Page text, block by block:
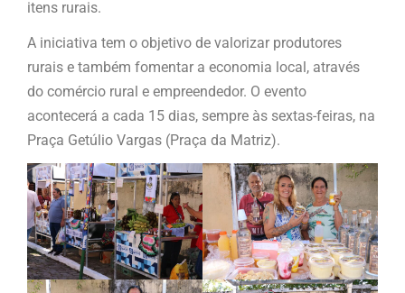
itens rurais.
A iniciativa tem o objetivo de valorizar produtores
rurais e também fomentar a economia local, através
do comércio rural e empreendedor. O evento
acontecerá a cada 15 dias, sempre às sextas-feiras, na
Praça Getúlio Vargas (Praça da Matriz).